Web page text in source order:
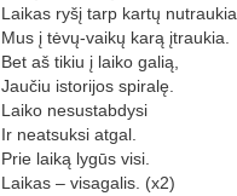
Laikas ryšį tarp kartų nutraukia,
Mus į tėvų-vaikų karą įtraukia.
Bet aš tikiu į laiko galią,
Jaučiu istorijos spiralę.
Laiko nesustabdysi
Ir neatsuksi atgal.
Prie laiką lygūs visi.
Laikas – visagalis. (x2)